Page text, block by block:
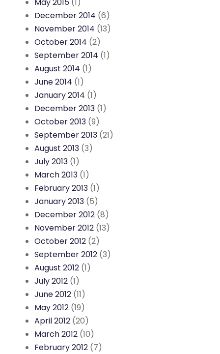
May 2015 (1)
December 2014 (6)
November 2014 (13)
October 2014 (2)
September 2014 (1)
August 2014 (1)
June 2014 (1)
January 2014 (1)
December 2013 (1)
October 2013 (9)
September 2013 (21)
August 2013 (3)
July 2013 (1)
March 2013 (1)
February 2013 (1)
January 2013 (5)
December 2012 (8)
November 2012 (13)
October 2012 (2)
September 2012 (3)
August 2012 (1)
July 2012 (1)
June 2012 (11)
May 2012 (19)
April 2012 (20)
March 2012 (10)
February 2012 (7)